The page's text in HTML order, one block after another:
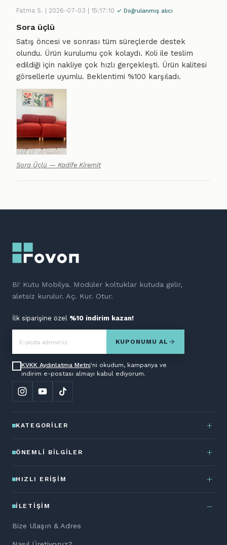
Fatma S. | 2026-07-03 | 15:17:10 ✓ Doğrulanmış alıcı
Sora üçlü
Satış öncesi ve sonrası tüm süreçlerde destek
olundu. Ürün kurulumu çok kolaydı. Koli ile teslim
edildiği için nakliye çok hızlı gerçekleşti. Ürün kalitesi
görsellerle uyumlu. Beklentimi %100 karşıladı.
Sora Üçlü — Kadife Kiremit
Bi' Kutu Mobilya. Modüler koltuklar kutuda gelir,
aletsiz kurulur. Aç. Kur. Otur.
İlk siparişine özel %10 indirim kazan!
KUPONUMU AL
KVKK Aydınlatma Metni'ni okudum, kampanya ve
indirim e-postası almayı kabul ediyorum.
KATEGORILER
ÖNEMLI BILGILER
HIZLI ERIŞIM
İLETIŞIM
Bize Ulaşın & Adres